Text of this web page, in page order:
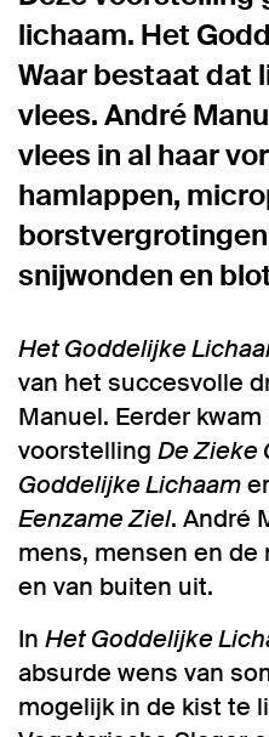
lichaam. Het
Waar bestaat dat
vlees. André
vlees in al haar
hamlappen,
snijwonden en
Het Goddelijke
van het succesvolle
Manuel. Eerder
voorstelling De Zieke
Goddelijke Lichaam
Eenzame Ziel. André
mens, mensen en de
en van buiten uit.
In Het Goddelijke
absurde wens van
mogelijk in de kist te